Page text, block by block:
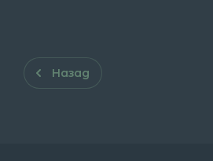
Назад